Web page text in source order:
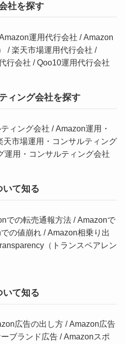
社を探す
運用代行会社 /Amazon
/楽天市場運用代行会社 /
行会社 /Qoo10運用代行会社
ィング会社を探す
ィング会社 /Amazon運用・
天市場運用・コンサルティング
運用・コンサルティング会社
て知る
での転売通報方法 /Amazonで
の値崩れ /Amazon相乗り出
（トランスペアレン
て知る
広告の出し方 /Amazon広告
ブランド広告 /Amazonスポ